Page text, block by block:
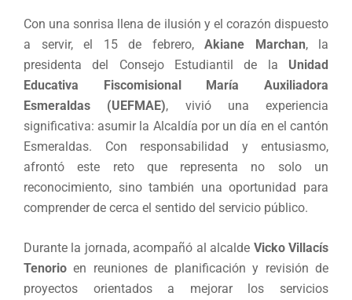
Con una sonrisa llena de ilusión y el corazón dispuesto
a servir, el 15 de febrero, Akiane Marchan, la
presidenta del Consejo Estudiantil de la Unidad
Educativa Fiscomisional María Auxiliadora
Esmeraldas (UEFMAE), vivió una experiencia
significativa: asumir la Alcaldía por un día en el cantón
Esmeraldas. Con responsabilidad y entusiasmo,
afrontó este reto que representa no solo un
reconocimiento, sino también una oportunidad para
comprender de cerca el sentido del servicio público.
Durante la jornada, acompañó al alcalde Vicko Villacís
Tenorio en reuniones de planificación y revisión de
proyectos orientados a mejorar los servicios